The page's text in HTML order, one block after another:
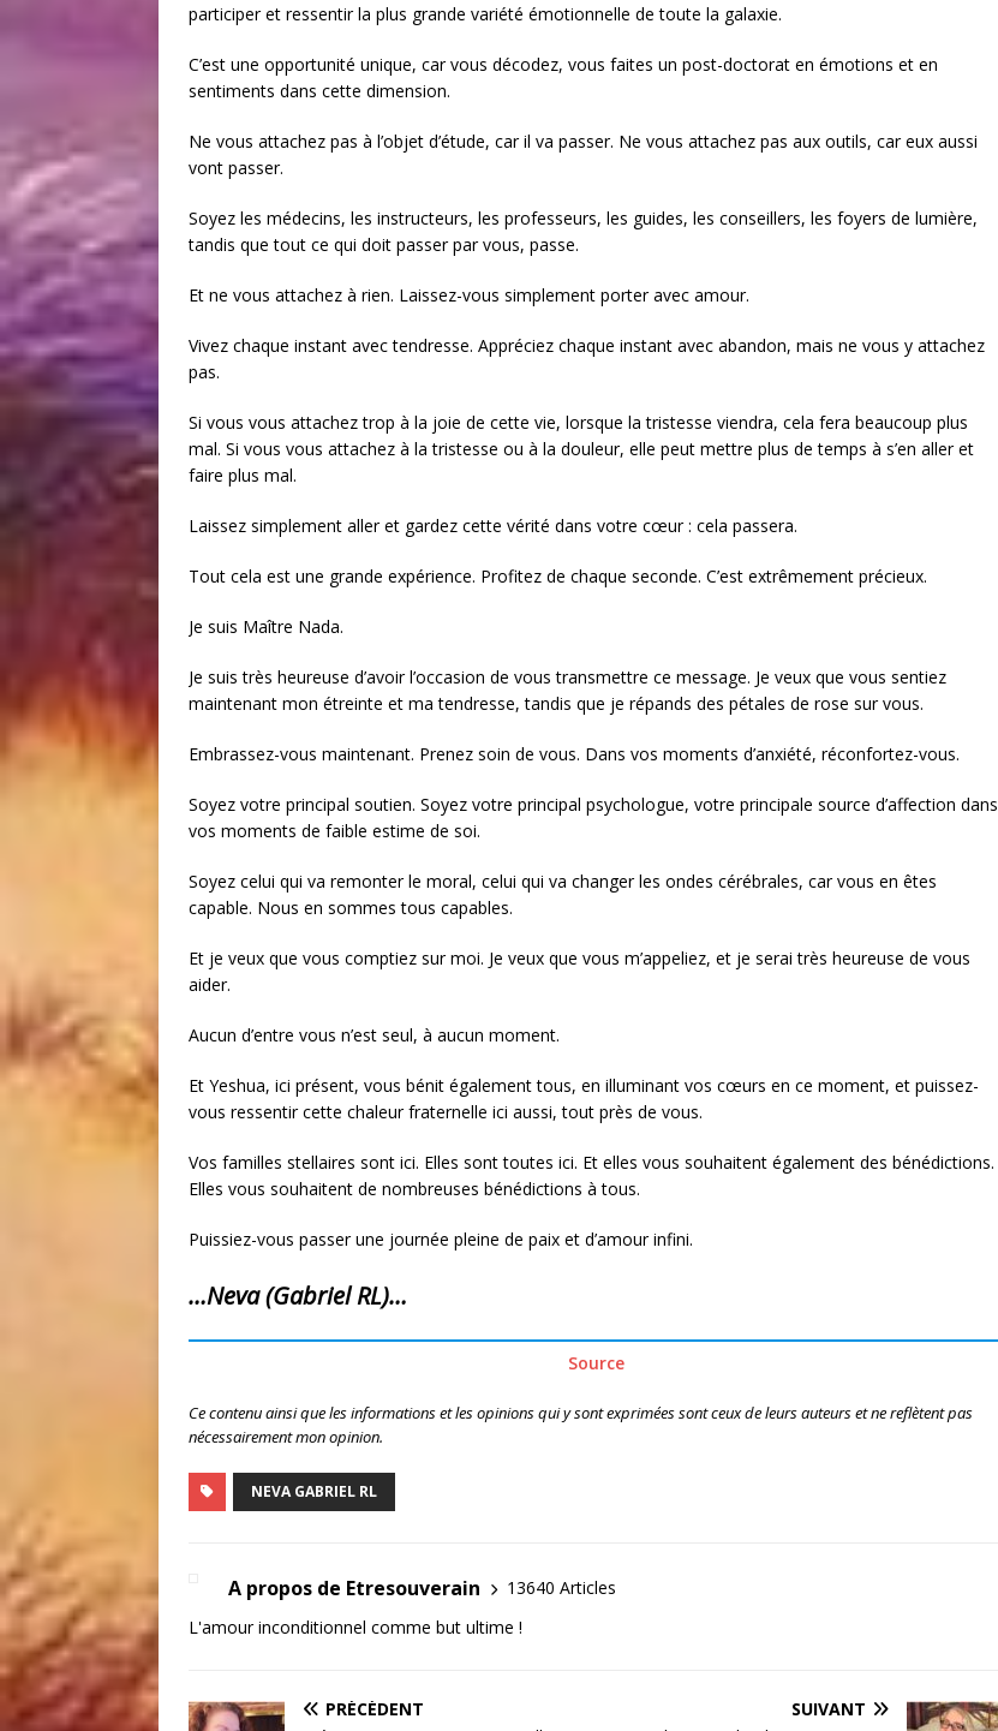
participer et ressentir la plus grande variété émotionnelle de toute la galaxie.
C’est une opportunité unique, car vous décodez, vous faites un post-doctorat en émotions et en
sentiments dans cette dimension.
Ne vous attachez pas à l’objet d’étude, car il va passer. Ne vous attachez pas aux outils, car eux aussi
vont passer.
Soyez les médecins, les instructeurs, les professeurs, les guides, les conseillers, les foyers de lumière,
tandis que tout ce qui doit passer par vous, passe.
Et ne vous attachez à rien. Laissez-vous simplement porter avec amour.
Vivez chaque instant avec tendresse. Appréciez chaque instant avec abandon, mais ne vous y attachez
pas.
Si vous vous attachez trop à la joie de cette vie, lorsque la tristesse viendra, cela fera beaucoup plus
mal. Si vous vous attachez à la tristesse ou à la douleur, elle peut mettre plus de temps à s’en aller et
faire plus mal.
Laissez simplement aller et gardez cette vérité dans votre cœur : cela passera.
Tout cela est une grande expérience. Profitez de chaque seconde. C’est extrêmement précieux.
Je suis Maître Nada.
Je suis très heureuse d’avoir l’occasion de vous transmettre ce message. Je veux que vous sentiez
maintenant mon étreinte et ma tendresse, tandis que je répands des pétales de rose sur vous.
Embrassez-vous maintenant. Prenez soin de vous. Dans vos moments d’anxiété, réconfortez-vous.
Soyez votre principal soutien. Soyez votre principal psychologue, votre principale source d’affection dans
vos moments de faible estime de soi.
Soyez celui qui va remonter le moral, celui qui va changer les ondes cérébrales, car vous en êtes
capable. Nous en sommes tous capables.
Et je veux que vous comptiez sur moi. Je veux que vous m’appeliez, et je serai très heureuse de vous
aider.
Aucun d’entre vous n’est seul, à aucun moment.
Et Yeshua, ici présent, vous bénit également tous, en illuminant vos cœurs en ce moment, et puissez-
vous ressentir cette chaleur fraternelle ici aussi, tout près de vous.
Vos familles stellaires sont ici. Elles sont toutes ici. Et elles vous souhaitent également des bénédictions.
Elles vous souhaitent de nombreuses bénédictions à tous.
Puissiez-vous passer une journée pleine de paix et d’amour infini.
…Neva (Gabriel RL)…
Source
Ce contenu ainsi que les informations et les opinions qui y sont exprimées sont ceux de leurs auteurs et ne reflètent pas
nécessairement mon opinion.
NEVA GABRIEL RL
A propos de Etresouverain
13640 Articles
L'amour inconditionnel comme but ultime !
PRÉCÉDENT SUIVANT